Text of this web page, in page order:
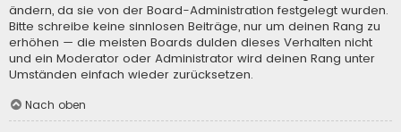
ändern, da sie von der Board-Administration festgelegt wurden.
Bitte schreibe keine sinnlosen Beiträge, nur um deinen Rang zu
erhöhen — die meisten Boards dulden dieses Verhalten nicht
und ein Moderator oder Administrator wird deinen Rang unter
Umständen einfach wieder zurücksetzen.
Nach oben